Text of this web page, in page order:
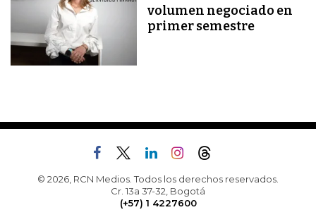
volumen negociado en
primer semestre
© 2026, RCN Medios. Todos los derechos reservados.
Cr. 13a 37-32, Bogotá
(+57) 1 4227600